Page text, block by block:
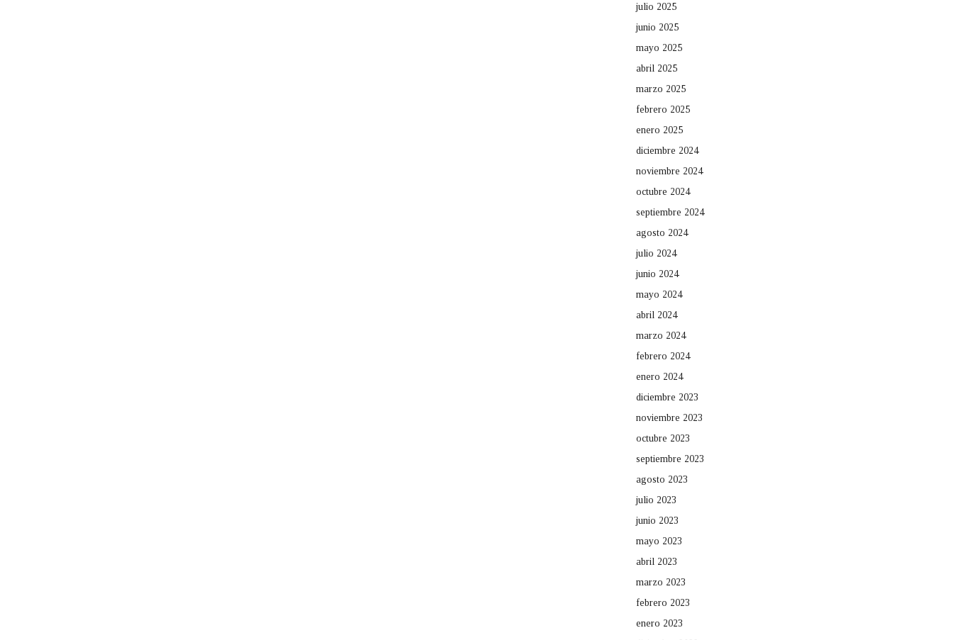
julio 2025
junio 2025
mayo 2025
abril 2025
marzo 2025
febrero 2025
enero 2025
diciembre 2024
noviembre 2024
octubre 2024
septiembre 2024
agosto 2024
julio 2024
junio 2024
mayo 2024
abril 2024
marzo 2024
febrero 2024
enero 2024
diciembre 2023
noviembre 2023
octubre 2023
septiembre 2023
agosto 2023
julio 2023
junio 2023
mayo 2023
abril 2023
marzo 2023
febrero 2023
enero 2023